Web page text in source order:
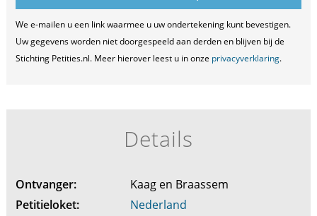
We e-mailen u een link waarmee u uw ondertekening kunt bevestigen.
Uw gegevens worden niet doorgespeeld aan derden en blijven bij de
Stichting Petities.nl. Meer hierover leest u in onze privacyverklaring.
Details
Ontvanger:
Kaag en Braassem
Petitieloket:
Nederland